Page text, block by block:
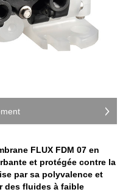
FLUX FDM 07 en
et protégée contre la
par sa polyvalence et
des fluides à faible